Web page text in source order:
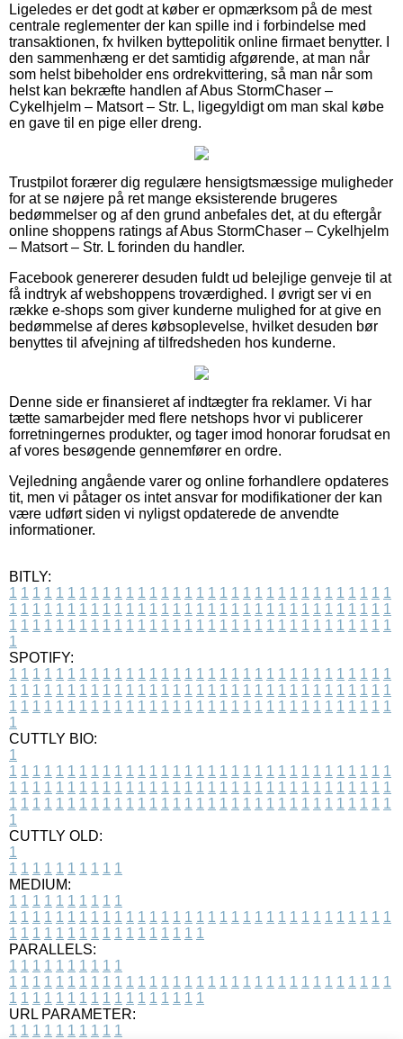
Ligeledes er det godt at køber er opmærksom på de mest
centrale reglementer der kan spille ind i forbindelse med
transaktionen, fx hvilken byttepolitik online firmaet benytter. I
den sammenhæng er det samtidig afgørende, at man når
som helst bibeholder ens ordrekvittering, så man når som
helst kan bekræfte handlen af Abus StormChaser –
Cykelhjelm – Matsort – Str. L, ligegyldigt om man skal købe
en gave til en pige eller dreng.
Trustpilot forærer dig regulære hensigtsmæssige muligheder
for at se nøjere på ret mange eksisterende brugeres
bedømmelser og af den grund anbefales det, at du eftergår
online shoppens ratings af Abus StormChaser – Cykelhjelm
– Matsort – Str. L forinden du handler.
Facebook genererer desuden fuldt ud belejlige genveje til at
få indtryk af webshoppens troværdighed. I øvrigt ser vi en
række e-shops som giver kunderne mulighed for at give en
bedømmelse af deres købsoplevelse, hvilket desuden bør
benyttes til afvejning af tilfredsheden hos kunderne.
Denne side er finansieret af indtægter fra reklamer. Vi har
tætte samarbejder med flere netshops hvor vi publicerer
forretningernes produkter, og tager imod honorar forudsat en
af vores besøgende gennemfører en ordre.
Vejledning angående varer og online forhandlere opdateres
tit, men vi påtager os intet ansvar for modifikationer der kan
være udført siden vi nyligst opdaterede de anvendte
informationer.
BITLY:
1 1 1 1 1 1 1 1 1 1 1 1 1 1 1 1 1 1 1 1 1 1 1 1 1 1 1 1 1 1 1 1 1
1 1 1 1 1 1 1 1 1 1 1 1 1 1 1 1 1 1 1 1 1 1 1 1 1 1 1 1 1 1 1 1 1
1 1 1 1 1 1 1 1 1 1 1 1 1 1 1 1 1 1 1 1 1 1 1 1 1 1 1 1 1 1 1 1 1
1
SPOTIFY:
1 1 1 1 1 1 1 1 1 1 1 1 1 1 1 1 1 1 1 1 1 1 1 1 1 1 1 1 1 1 1 1 1
1 1 1 1 1 1 1 1 1 1 1 1 1 1 1 1 1 1 1 1 1 1 1 1 1 1 1 1 1 1 1 1 1
1 1 1 1 1 1 1 1 1 1 1 1 1 1 1 1 1 1 1 1 1 1 1 1 1 1 1 1 1 1 1 1 1
1
CUTTLY BIO:
1
1 1 1 1 1 1 1 1 1 1 1 1 1 1 1 1 1 1 1 1 1 1 1 1 1 1 1 1 1 1 1 1 1
1 1 1 1 1 1 1 1 1 1 1 1 1 1 1 1 1 1 1 1 1 1 1 1 1 1 1 1 1 1 1 1 1
1 1 1 1 1 1 1 1 1 1 1 1 1 1 1 1 1 1 1 1 1 1 1 1 1 1 1 1 1 1 1 1 1
1
CUTTLY OLD:
1
1 1 1 1 1 1 1 1 1 1
MEDIUM:
1 1 1 1 1 1 1 1 1 1
1 1 1 1 1 1 1 1 1 1 1 1 1 1 1 1 1 1 1 1 1 1 1 1 1 1 1 1 1 1 1 1 1
1 1 1 1 1 1 1 1 1 1 1 1 1 1 1 1 1
PARALLELS:
1 1 1 1 1 1 1 1 1 1
1 1 1 1 1 1 1 1 1 1 1 1 1 1 1 1 1 1 1 1 1 1 1 1 1 1 1 1 1 1 1 1 1
1 1 1 1 1 1 1 1 1 1 1 1 1 1 1 1 1
URL PARAMETER:
1 1 1 1 1 1 1 1 1 1